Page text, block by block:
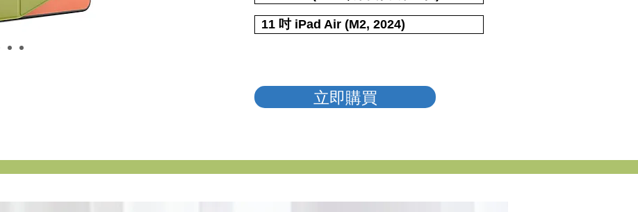
11 吋 iPad Air (M2, 2024)
立即購買